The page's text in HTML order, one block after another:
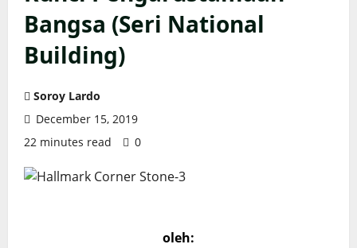
Bangsa (Seri National
Building)
Soroy Lardo
December 15, 2019
22 minutes read
0
oleh: